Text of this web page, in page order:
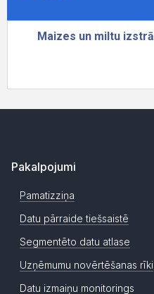
Pakalpojumi
Pamatizziņa
Datu pārraide tiešsaistē
Segmentēto datu atlase
Uzņēmumu novērtēšanas rīki
Datu izmaiņu monitorings